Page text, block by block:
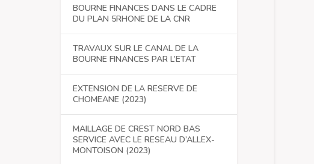
BOURNE FINANCES DANS LE CADRE
DU PLAN 5RHONE DE LA CNR
TRAVAUX SUR LE CANAL DE LA
BOURNE FINANCES PAR L’ETAT
EXTENSION DE LA RESERVE DE
CHOMEANE (2023)
MAILLAGE DE CREST NORD BAS
SERVICE AVEC LE RESEAU D’ALLEX-
MONTOISON (2023)